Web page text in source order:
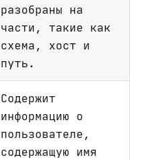
разобраны на
части, такие как
схема, хост и
путь.
Содержит
информацию о
пользователе,
содержащую имя